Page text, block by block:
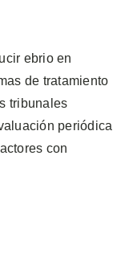
ebrio en
de tratamiento
tribunales
periódica
con